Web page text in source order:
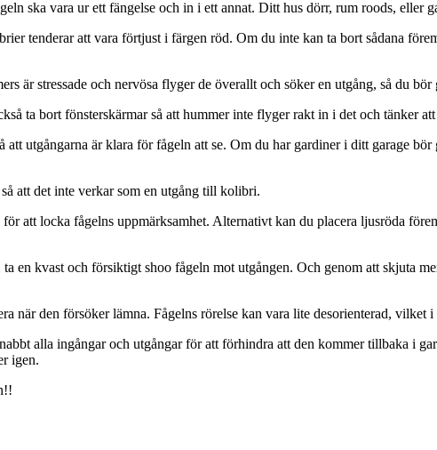
ska vara ur ett fängelse och in i ett annat. Ditt hus dörr, rum roods, eller
tenderar att vara förtjust i färgen röd. Om du inte kan ta bort sådana
är stressade och nervösa flyger de överallt och söker en utgång, så du
ta bort fönsterskärmar så att hummer inte flyger rakt in i det och tänker
att utgångarna är klara för fågeln att se. Om du har gardiner i ditt garage
att det inte verkar som en utgång till kolibri.
att locka fågelns uppmärksamhet. Alternativt kan du placera ljusröda
en kvast och försiktigt shoo fågeln mot utgången. Och genom att skjuta
när den försöker lämna. Fågelns rörelse kan vara lite desorienterad, vilket
alla ingångar och utgångar för att förhindra att den kommer tillbaka i
igen.